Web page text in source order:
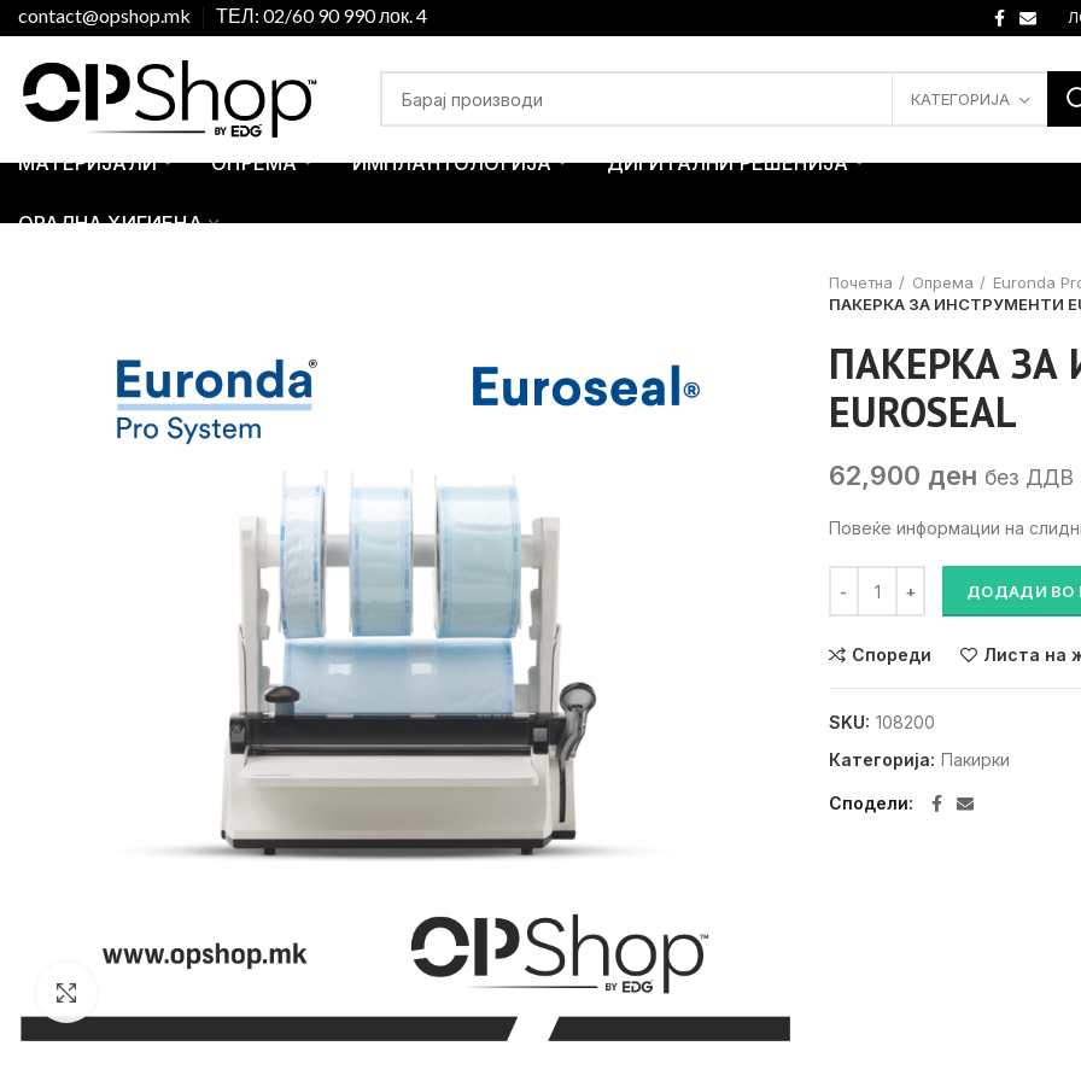
contact@opshop.mk ТЕЛ: 02/60 90 990 лок. 4
КАТЕГОРИЈА
МАТЕРИЈАЛИ ОПРЕМА ИМПЛАНТОЛОГИЈА ДИГИТАЛНИ РЕШЕНИЈА
ОРАЛНА ХИГИЕНА
Почетна Опрема Euronda
ПАКЕРКА ЗА ИНСТРУМЕНТИ
ПАКЕРКА ЗА
EUROSEAL
62,900 ден без ДДВ
Повеќе информации на
ДОДАДИ ВО
Спореди Листа на
SKU: 108200
Категорија: Пакирки
Сподели